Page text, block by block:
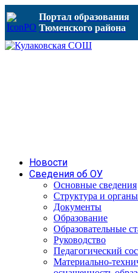
Портал образования
Тюменского района
Новости
Сведения об ОУ
Основные сведения
Структура и
Документы
Образование
Образовательные
Руководство
Педагогический
Материально-